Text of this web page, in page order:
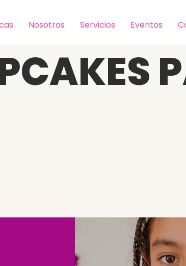
Nosotros Servicios Eventos